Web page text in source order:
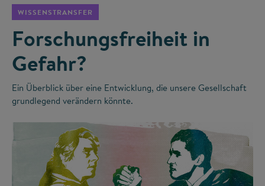
WISSENSTRANSFER
Forschungsfreiheit in
Gefahr?
Ein Überblick über eine Entwicklung, die unsere Gesellschaft
grundlegend verändern könnte.